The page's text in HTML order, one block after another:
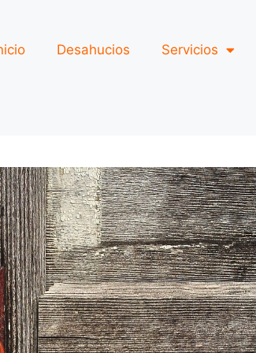
Desahucios Servicios